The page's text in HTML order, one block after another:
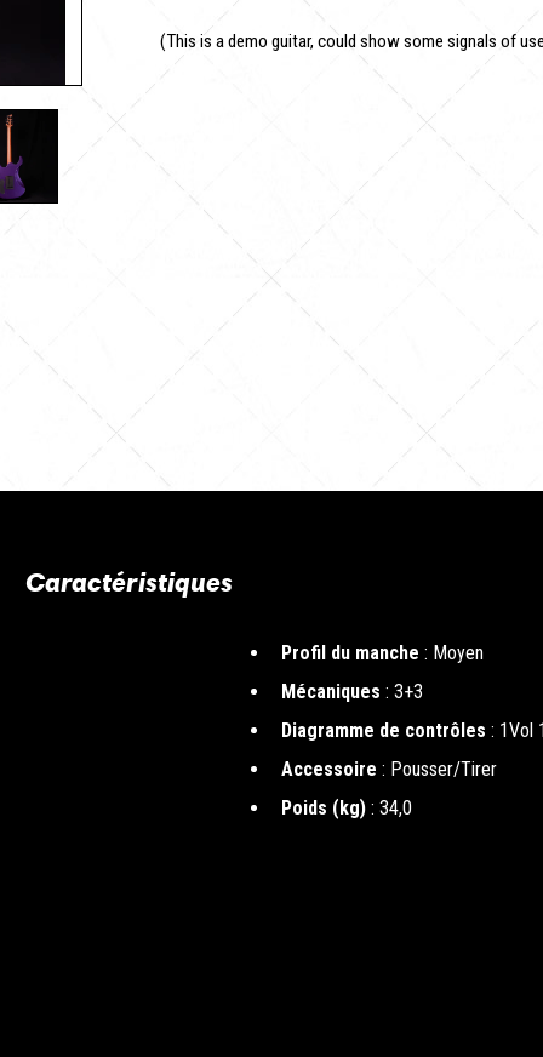
(This is a demo guitar, could show some signals of
Caractéristiques
Profil du manche : Moyen
Mécaniques : 3+3
Diagramme de contrôles : 1Vol
Accessoire : Pousser/Tirer
Poids (kg) : 34,0